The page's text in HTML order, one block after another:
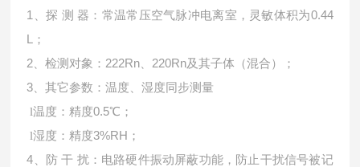
1、探 测 器：常温常压空气脉冲电离室，灵敏体积为0.44
L；
2、检测对象：222Rn、220Rn及其子体（混合）；
3、其它参数：温度、湿度同步测量
l温度：精度0.5℃；
l湿度：精度3%RH；
4、防 干 扰：电路硬件振动屏蔽功能，防止干扰信号被记